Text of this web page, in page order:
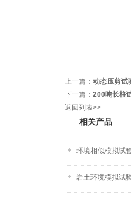
上一篇： 动态压剪试
下一篇： 200吨长柱
返回列表>>
相关产品
环境相似模拟试
岩土环境模拟试